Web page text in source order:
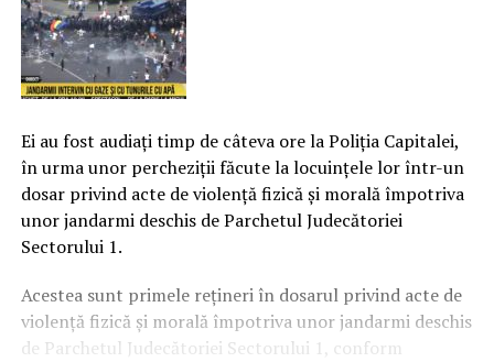
Ei au fost audiaţi timp de câteva ore la Poliţia Capitalei,
în urma unor percheziţii făcute la locuinţele lor într-un
dosar privind acte de violenţă fizică şi morală împotriva
unor jandarmi deschis de Parchetul Judecătoriei
Sectorului 1.
Acestea sunt primele reţineri în dosarul privind acte de
violenţă fizică şi morală împotriva unor jandarmi deschis
de Parchetul Judecătoriei Sectorului 1, conform